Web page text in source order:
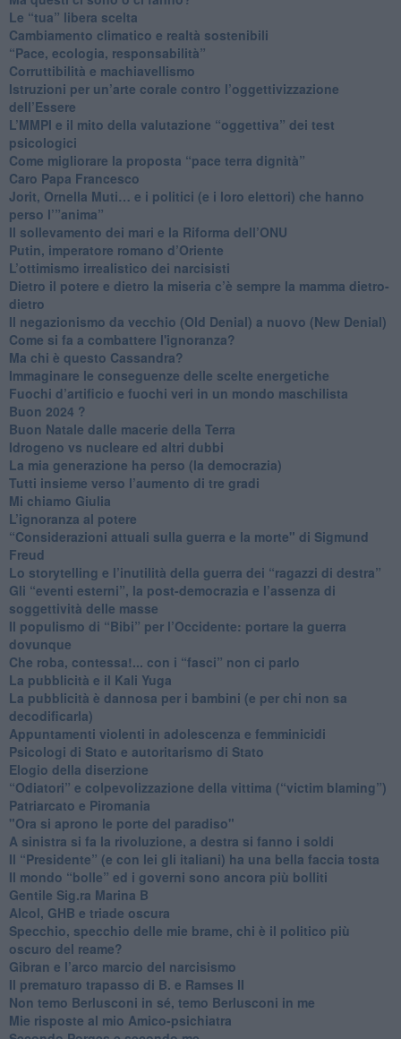
​Le “tua” libera scelta
Cambiamento climatico e realtà sostenibili
“Pace, ecologia, responsabilità”
​Corruttibilità e machiavellismo
Istruzioni per un’arte corale contro l’oggettivizzazione
dell’Essere
​L’MMPI e il mito della valutazione “oggettiva” dei test
psicologici
Come migliorare la proposta “pace terra dignità”
Caro Papa Francesco
​Jorit, Ornella Muti… e i politici (e i loro elettori) che hanno
perso l’”anima”
​Il sollevamento dei mari e la Riforma dell’ONU
Putin, imperatore romano d’Oriente
​L’ottimismo irrealistico dei narcisisti
​Dietro il potere e dietro la miseria c’è sempre la mamma dietro-
dietro
Il negazionismo da vecchio (Old Denial) a nuovo (New Denial)
Come si fa a combattere l'ignoranza?
Ma chi è questo Cassandra?
Immaginare le conseguenze delle scelte energetiche
​Fuochi d’artificio e fuochi veri in un mondo maschilista
Buon 2024 ?
​Buon Natale dalle macerie della Terra
​Idrogeno vs nucleare ed altri dubbi
​La mia generazione ha perso (la democrazia)
​Tutti insieme verso l’aumento di tre gradi
Mi chiamo Giulia
L’ignoranza al potere
​“Considerazioni attuali sulla guerra e la morte" di Sigmund
Freud
​Lo storytelling e l’inutilità della guerra dei “ragazzi di destra”
​Gli “eventi esterni”, la post-democrazia e l’assenza di
soggettività delle masse
​Il populismo di “Bibi” per l’Occidente: portare la guerra
dovunque
​Che roba, contessa!... con i “fasci” non ci parlo
La pubblicità e il Kali Yuga
​La pubblicità è dannosa per i bambini (e per chi non sa
decodificarla)
​Appuntamenti violenti in adolescenza e femminicidi
​Psicologi di Stato e autoritarismo di Stato
Elogio della diserzione
“Odiatori” e colpevolizzazione della vittima (“victim blaming”)
​Patriarcato e Piromania
"Ora si aprono le porte del paradiso"
​A sinistra si fa la rivoluzione, a destra si fanno i soldi
​Il “Presidente” (e con lei gli italiani) ha una bella faccia tosta
​Il mondo “bolle” ed i governi sono ancora più bolliti
​Gentile Sig.ra Marina B
​Alcol, GHB e triade oscura
​Specchio, specchio delle mie brame, chi è il politico più
oscuro del reame?
​Gibran e l’arco marcio del narcisismo
​Il prematuro trapasso di B. e Ramses II
​Non temo Berlusconi in sé, temo Berlusconi in me
​Mie risposte al mio Amico-psichiatra